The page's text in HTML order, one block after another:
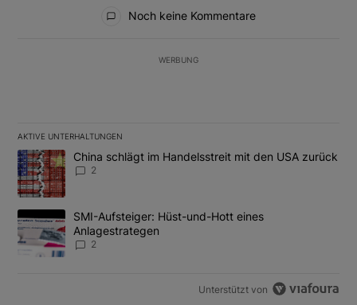
Noch keine Kommentare
WERBUNG
AKTIVE UNTERHALTUNGEN
Das Folgende ist eine Liste der am meisten kommentierten
Ein Trendartikel mit dem Titel "China schlägt im Handelsstreit
China schlägt im Handelsstreit mit den USA zurück
2
Ein Trendartikel mit dem Titel "SMI-Aufsteiger: Hüst-und-Hott
SMI-Aufsteiger: Hüst-und-Hott eines
Anlagestrategen
2
Unterstützt von